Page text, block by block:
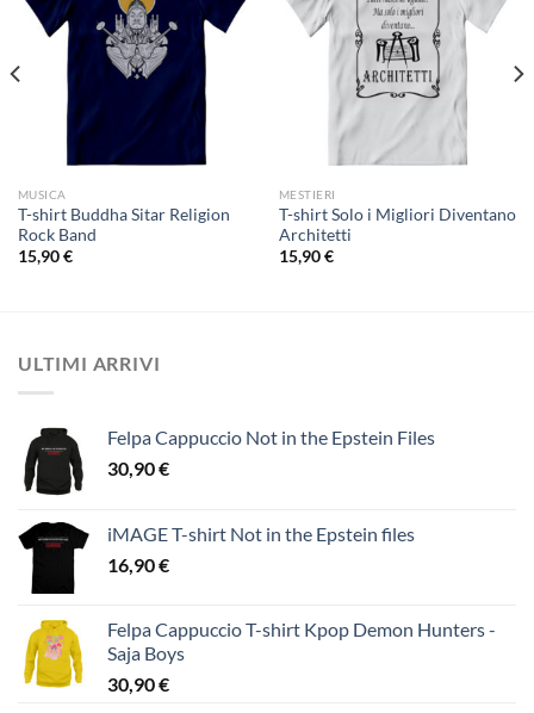
MUSICA
T-shirt Buddha Sitar Religion
Rock Band
15,90€
MESTIERI
T-shirt Solo i Migliori Diventano
Architetti
15,90€
ULTIMI ARRIVI
Felpa Cappuccio Not in the Epstein Files
30,90€
iMAGE T-shirt Not in the Epstein files
16,90€
Felpa Cappuccio T-shirt Kpop Demon Hunters -
Saja Boys
30,90€